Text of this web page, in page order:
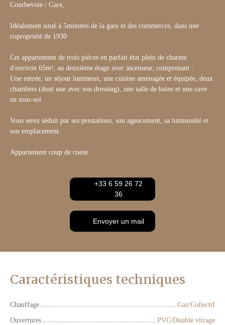
Courbevoie / Gare,
Idéalement situé à 5minutes de la gare et des commerces, dans une
copropriété de 1930
Cet appartement de trois pièces en parfait état plein de charme
d'environ 65m², au deuxième étage avec ascenseur, comprenant :
Une entrée, un séjour lumineux, une cuisine aménagée et équipée, deux
chambres (dont une avec son dressing), une salle de bains et une cave
en sous-sol.
Vous serez séduit par ses prestations, son agencement, sa luminosité et
son emplacement.
Appartement coup de coeur.
+33 6 59 26 72
36
Envoyer un mail
Caractéristiques techniques
Chauffage
Gaz/Collectif
Ouvertures
PVC/Double vitrage